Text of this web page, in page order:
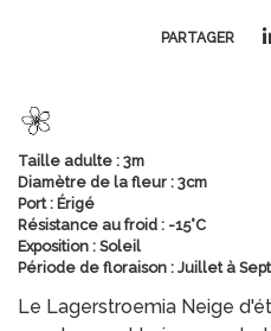
PARTAGER
Taille adulte : 3m
Diamètre de la fleur : 3cm
Port : Érigé
Résistance au froid : -15°C
Exposition : Soleil
Période de floraison : Juillet à
Le Lagerstroemia Neige